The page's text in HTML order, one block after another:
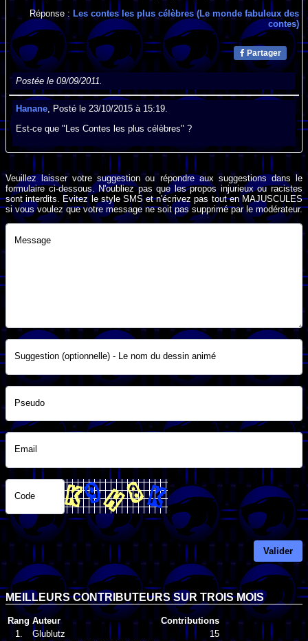
Réponse : Les contes les plus célèbres (Le monde fabuleux des
contes)
Partager
Postée le 09/09/2011.
Hanane, Posté le 23/10/2015 à 15:19.
Est-ce que "Les Contes les plus célèbres" ?
Veuillez laisser votre suggestion ou répondre aux suggestions dans le
formulaire ci-dessous. N'oubliez pas que les propos injurieux ou racistes
sont interdits. Evitez le style SMS et n'écrivez pas tout en MAJUSCULES
si vous voulez que votre message ne soit pas supprimé par le modérateur.
Message
Suggestion (optionnelle) - Le nom du dessin animé
Pseudo
Email
Code
Valider
MEILLEURS CONTRIBUTEURS SUR TROIS MOIS
Rang Auteur
Contributions
1.
Glublutz
15